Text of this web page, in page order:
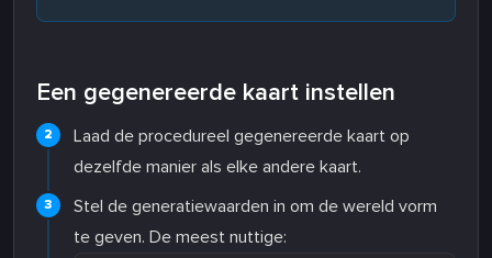
Een gegenereerde kaart instellen
Laad de procedureel gegenereerde kaart op
dezelfde manier als elke andere kaart.
Stel de generatiewaarden in om de wereld vorm
te geven. De meest nuttige: